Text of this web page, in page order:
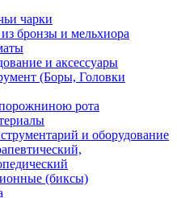
чарки
бронзы и мельхиора
и аксессуары
(Боры, Головки
рота
и оборудование
(биксы)